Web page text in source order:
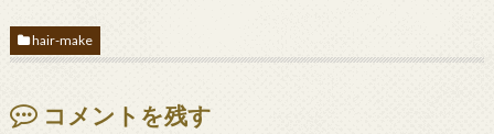
hair-make
コメントを残す